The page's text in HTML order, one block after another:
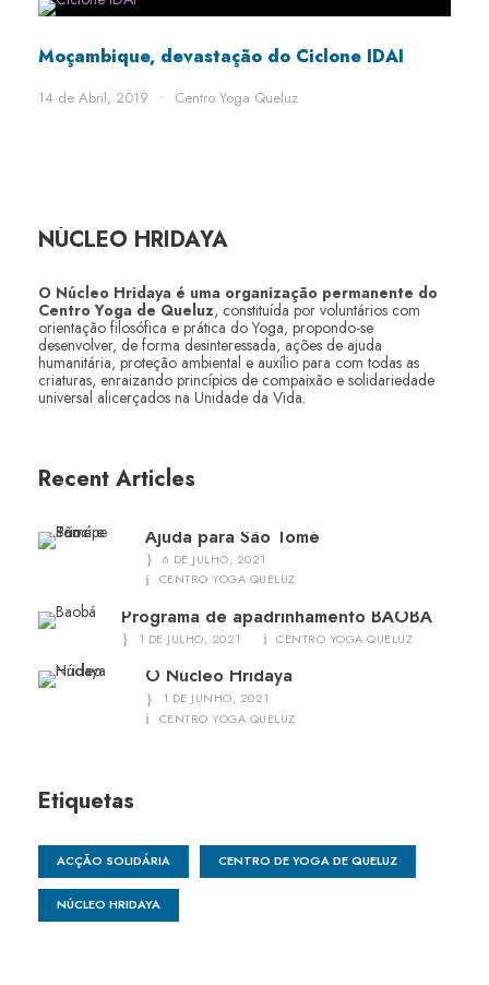
Moçambique, devastação do Ciclone IDAI
14 de Abril, 2019 • Centro Yoga Queluz
NÚCLEO HRIDAYA
O Núcleo Hridaya é uma organização permanente do
Centro Yoga de Queluz, constituída por voluntários com
orientação filosófica e prática do Yoga, propondo-se
desenvolver, de forma desinteressada, ações de ajuda
humanitária, proteção ambiental e auxílio para com todas as
criaturas, enraizando princípios de compaixão e solidariedade
universal alicerçados na Unidade da Vida.
Recent Articles
Ajuda para São Tomé
6 DE JULHO, 2021
CENTRO YOGA QUELUZ
Programa de apadrinhamento BAOBÁ
1 DE JULHO, 2021 CENTRO YOGA QUELUZ
O Núcleo Hridaya
1 DE JUNHO, 2021
CENTRO YOGA QUELUZ
Etiquetas
ACÇÃO SOLIDÁRIA CENTRO DE YOGA DE QUELUZ
NÚCLEO HRIDAYA